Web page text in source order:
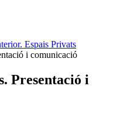
Espais Privats
i comunicació
Presentació i